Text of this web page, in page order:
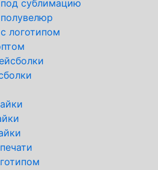
сублимацию
логотипом